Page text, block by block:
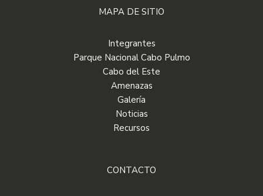
MAPA DE SITIO
Integrantes
Parque Nacional Cabo Pulmo
Cabo del Este
Amenazas
Galería
Noticias
Recursos
CONTACTO